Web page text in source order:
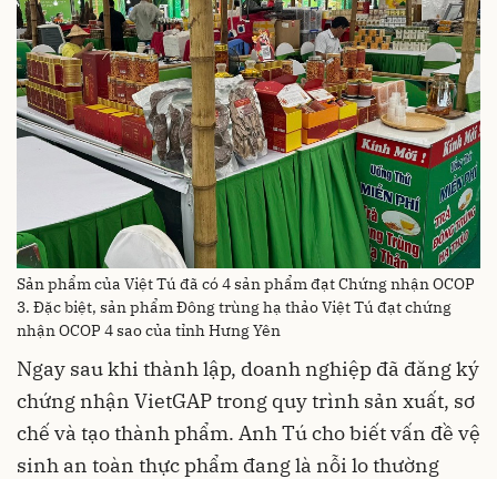
Sản phẩm của Việt Tú đã có 4 sản phẩm đạt Chứng nhận OCOP
3. Đặc biệt, sản phẩm Đông trùng hạ thảo Việt Tú đạt chứng
nhận OCOP 4 sao của tỉnh Hưng Yên
Ngay sau khi thành lập, doanh nghiệp đã đăng ký
chứng nhận VietGAP trong quy trình sản xuất, sơ
chế và tạo thành phẩm. Anh Tú cho biết vấn đề vệ
sinh an toàn thực phẩm đang là nỗi lo thường